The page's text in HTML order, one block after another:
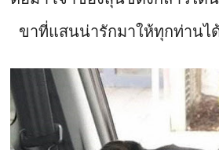
ขาที่แสนน่ารักมาให้ทุกท่านไ